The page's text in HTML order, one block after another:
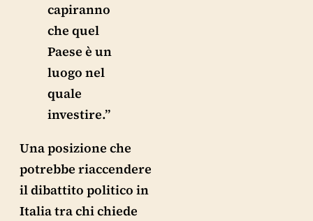
capiranno
che quel
Paese è un
luogo nel
quale
investire.”
Una posizione che
potrebbe riaccendere
il dibattito politico in
Italia tra chi chiede